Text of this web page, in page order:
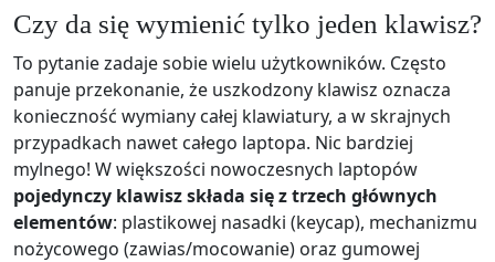
Czy da się wymienić tylko jeden klawisz?
To pytanie zadaje sobie wielu użytkowników. Często
panuje przekonanie, że uszkodzony klawisz oznacza
konieczność wymiany całej klawiatury, a w skrajnych
przypadkach nawet całego laptopa. Nic bardziej
mylnego! W większości nowoczesnych laptopów
pojedynczy klawisz składa się z trzech głównych
elementów: plastikowej nasadki (keycap), mechanizmu
nożycowego (zawias/mocowanie) oraz gumowej